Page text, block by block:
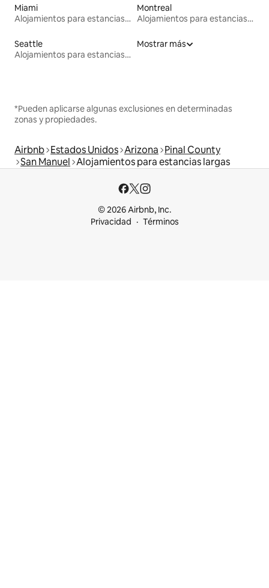
Miami
Alojamientos para estancias largas
Montreal
Alojamientos para estancias largas
Seattle
Alojamientos para estancias largas
Mostrar más
*Pueden aplicarse algunas exclusiones en determinadas
zonas y propiedades.
Airbnb Estados Unidos Arizona Pinal County
San Manuel Alojamientos para estancias largas
© 2026 Airbnb, Inc.
Privacidad
Términos